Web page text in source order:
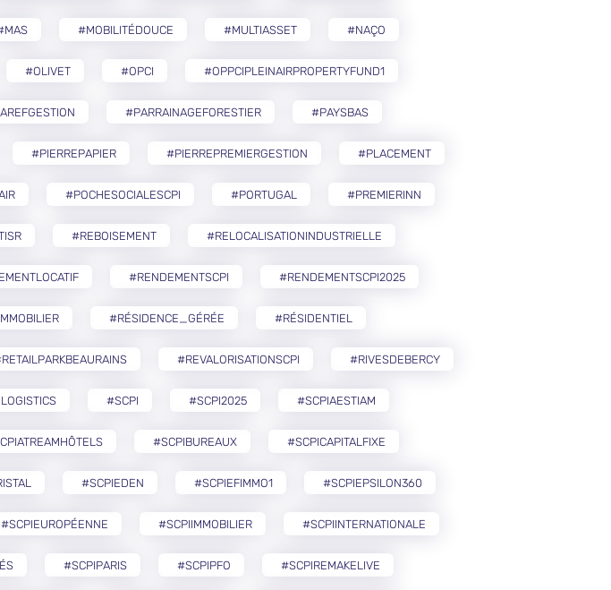
#MOBILITÉDOUCE #MULTIASSET #NAÇO
#OLIVET #OPCI #OPPCIPLEINAIRPROPERTYFUND1
#PARRAINAGEFORESTIER #PAYSBAS
#PIERREPAPIER #PIERREPREMIERGESTION #PLACEMENT
#POCHESOCIALESCPI #PORTUGAL #PREMIERINN
#REBOISEMENT #RELOCALISATIONINDUSTRIELLE
#RENDEMENTSCPI #RENDEMENTSCPI2025
#RÉSIDENCE_GÉRÉE #RÉSIDENTIEL
#REVALORISATIONSCPI #RIVESDEBERCY
#SCPI #SCPI2025 #SCPIAESTIAM
#SCPIBUREAUX #SCPICAPITALFIXE
#SCPIEDEN #SCPIEFIMMO1 #SCPIEPSILON360
#SCPIEUROPÉENNE #SCPIIMMOBILIER #SCPIINTERNATIONALE
#SCPIPARIS #SCPIPFO #SCPIREMAKELIVE